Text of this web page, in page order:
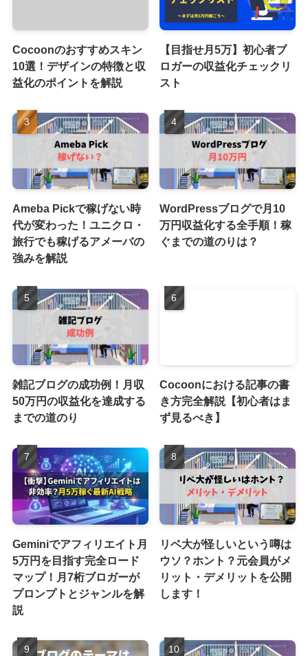
Cocoonのおすすめスキン
10選！デザインの特徴と収
益化のポイントを解説
【目指せ月5万】初心者ブ
ロガーの収益化チェックリ
スト
Ameba Pickで稼げない時
代が変わった！ユニクロ・
旅行でも稼げるアメーバの
強みを解説
WordPressブログで月10
万円収益化する全手順！稼
ぐまでの道のりは？
雑記ブログの成功例！月収
50万円の収益化を達成する
までの道のり
Cocoonにおける記事の書
き方完全解説【初心者はま
ず見るべき】
Geminiでアフィリエイト月
5万円を目指す完全ロード
マップ！月7桁ブロガーが
プロンプトとジャンルを解
説
リベ大が怪しいという噂は
ウソ？ホント？元会員がメ
リット・デメリットを公開
します！